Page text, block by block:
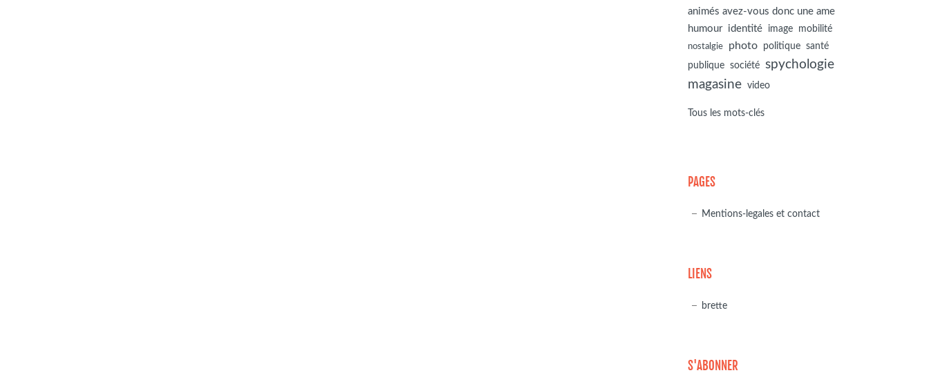
animés avez-vous donc une ame
humour identité image mobilité
nostalgie photo politique santé
publique société spychologie
magasine video
Tous les mots-clés
PAGES
Mentions-legales et contact
LIENS
brette
S'ABONNER